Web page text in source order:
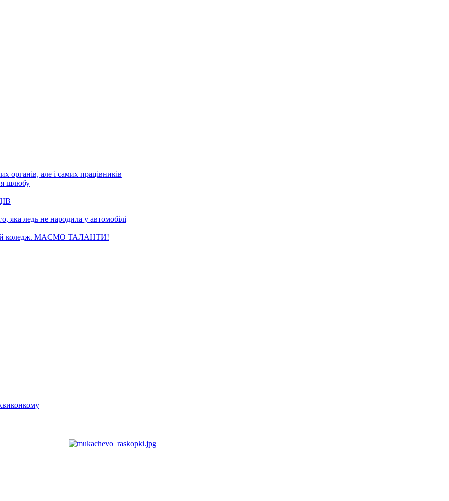
органів, але і самих працівників
шлюбу
яка ледь не народила у автомобілі
коледж. МАЄМО ТАЛАНТИ!